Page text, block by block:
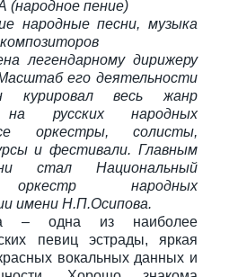
пение)
народные песни, музыка
легендарному дирижеру
его деятельности
курировал весь жанр
на русских народных
оркестры, солисты,
и фестивали. Главным
стал Национальный
оркестр народных
имени Н.П.Осипова.
– одна из наиболее
певиц эстрады, яркая
вокальных данных и